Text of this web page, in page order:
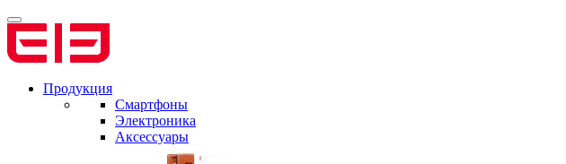
Продукция
Смартфоны
Электроника
Аксессуары